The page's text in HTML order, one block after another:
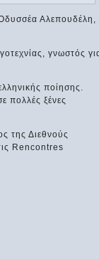
Αλεπουδέλη,
γνωστός
ποίησης.
πολλές ξένες
της Διεθνούς
Rencontres